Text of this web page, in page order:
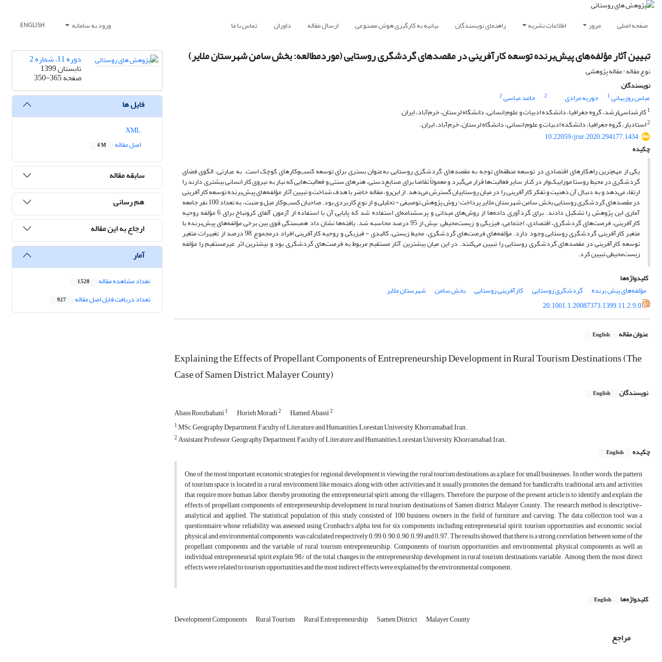
صفحه اصلی مرور اطلاعات نشریه راهنمای نویسندگان بیانیه به کارگیری هوش مصنوعی ارسال مقاله داوران تماس با ما ورود به سامانه ENGLISH
تبیین آثار مؤلفه‌های پیش‌برنده توسعه کارآفرینی در مقصدهای گردشگری روستایی (موردمطالعه: بخش سامن شهرستان ملایر)
نوع مقاله : مقاله پژوهشی
نویسندگان
عباس روزبهانی1 حوریه مرادی 2 حامد عباسی2
1کارشناسی‌‌ارشد، گروه جغرافیا، دانشکده ادبیات و علوم انسانی، دانشگاه لرستان، خرم‌آباد، ایران.
2استادیار، گروه جغرافیا، دانشکده ادبیات و علوم انسانی، دانشگاه لرستان، خرم‌آباد، ایران.
10.22059/jrur.2020.294177.1434
چکیده
یکی از مهم‌ترین راهکارهای اقتصادی در توسعه منطقه‌ای توجه به مقصدهای گردشگری روستایی به‌عنوان بستری برای توسعه کسب‌وکارهای کوچک است. به عبارتی، الگوی فضای
گردشگری در محیط روستا موزاییک‌وار در کنار سایر فعالیت‌ها قرار می‌گیرد و معمولاً تقاضا برای صنایع‌دستی، هنرهای سنتی و فعالیت‌هایی که نیاز به نیروی کار انسانی بیشتری دارند را
ارتقاء می‌دهد و به دنبال آن ذهنیت و تفکر کارآفرینی را در میان روستاییان گسترش می‌دهد. از این‌رو، مقاله حاضر با هدف شناخت و تبیین آثار مؤلفه‌های پیش‌برنده توسعه کارآفرینی
در مقصدهای گردشگری روستایی بخش سامن شهرستان ملایر پرداخت؛ روش پژوهش توصیفی‌ - تحلیلی و از نوع کاربردی بود. صاحبان کسب‌وکار مبل و منبت، به تعداد 100 نفر جامعه
آماری این پژوهش را تشکیل دادند. برای گرد‌آوری داده‌ها از روش‌های میدانی و پرسشنامه‌ای استفاده شد که پایایی آن با استفاده از آزمون آلفای کرونباخ برای 6 مؤلفه روحیه
کارآفرینی، فرصت‌های گردشگری، اقتصادی، اجتماعی، فیزیکی و زیست‌محیطی بیش از 95 درصد محاسبه شد. یافته‌ها نشان داد همبستگی قوی بین برخی مؤلفه‌های پیش‌برنده با
متغیر کارآفرینی گردشگری روستایی وجود دارد. مؤلفه‌های فرصت‌های گردشگری، محیط زیستی، کالبدی - فیزیکی و روحیه کارآفرینی افراد درمجموع 98 درصد از تغییرات متغیر
توسعه کارآفرینی در مقصدهای گردشگری روستایی را تبیین می‌کنند. در این میان بیشترین آثار مستقیم مربوط به فرصت‌های گردشگری بود و بیشترین اثر غیرمستقیم را مؤلفه
زیست‌محیطی تبیین کرد.
کلیدواژه‌ها
مؤلفه‌های پیش برنده
گردشگری روستایی کارآفرینی روستایی بخش سامن
شهرستان ملایر
20.1001.1.20087373.1399.11.2.9.0
عنوان مقاله English
Explaining the Effects of Propellant Components of Entrepreneurship Development in Rural Tourism Destinations (The
Case of Samen District, Malayer County)
نویسندگان English
Abass Roozbahani1 Horieh Moradi2 Hamed Abassi2
1MSc, Geography Department, Faculty of Literature and Humanities, Lorestan University, Khorramabad, Iran.
2Assistant Professor, Geography Department, Faculty of Literature and Humanities, Lorestan University, Khorramabad, Iran.
چکیده
English
One of the most important economic strategies for regional development is viewing the rural tourism destinations as a place for small businesses. In other words, the pattern
of tourism space is located in a rural environment like mosaics along with other activities and it usually promotes the demand for handicrafts, traditional arts, and activities
that require more human labor, thereby promoting the entrepreneurial spirit among the villagers. Therefore, the purpose of the present article is to identify and explain the
effects of propellant components of entrepreneurship development in rural tourism destinations of Samen district, Malayer County. The research method is descriptive-
analytical and applied. The statistical population of this study consisted of 100 business owners in the field of furniture and carving. The data collection tool was a
questionnaire whose reliability was assessed using Cronbach's alpha test for six components including entrepreneurial spirit, tourism opportunities, and economic, social,
physical and environmental components, was calculated respectively 0.99, 0.90, 0.90, 0.99 and 0.97. The results showed that there is a strong correlation between some of the
propellant components and the variable of rural tourism entrepreneurship. Components of tourism opportunities and environmental, physical components as well as
individual entrepreneurial spirit explain 98% of the total changes in the entrepreneurship development in rural tourism destinations variable. Among them, the most direct
effects were related to tourism opportunities and the most indirect effects were explained by the environmental component.
کلیدواژه‌ها English
Development Components Rural Tourism Rural Entrepreneurship Samen District Malayer County
مراجع
دوره 11، شماره 2
تابستان 1399
صفحه350-365
فایل ها
اصل مقاله
4 M
سابقه مقاله
هم رسانی
ارجاع به این مقاله
آمار
تعداد مشاهده مقاله 1,528
تعداد دریافت فایل اصل مقاله 927